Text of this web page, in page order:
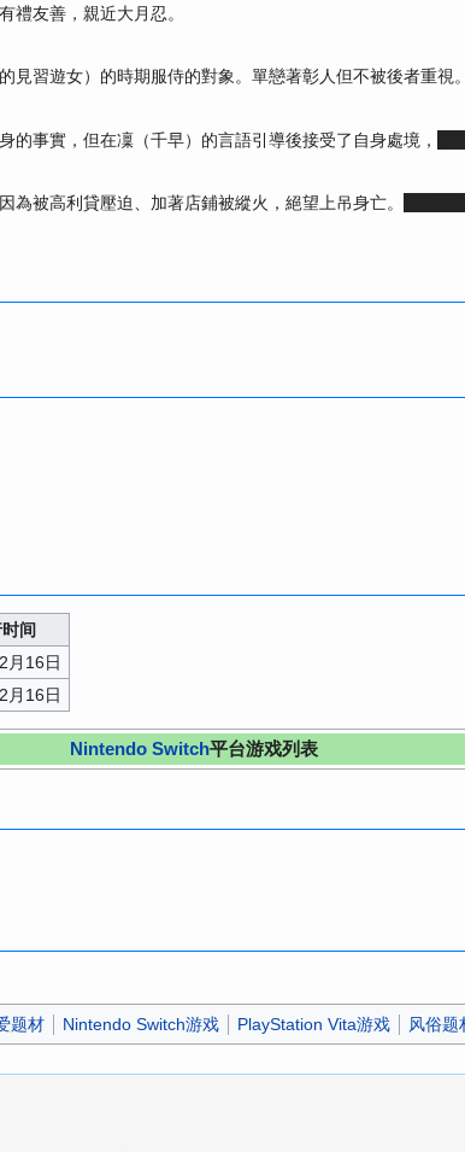
禮友善，親近大月忍。
見習遊女）的時期服侍的對象。單戀著彰人但不被後者重視
事實，但在凜（千早）的言語引導後接受了自身處境，
被高利貸壓迫、加著店鋪被縱火，絕望上吊身亡。
间
月16日
月16日
Nintendo Switch平台游戏列表
题材 Nintendo Switch游戏 PlayStation Vita游戏 风俗题